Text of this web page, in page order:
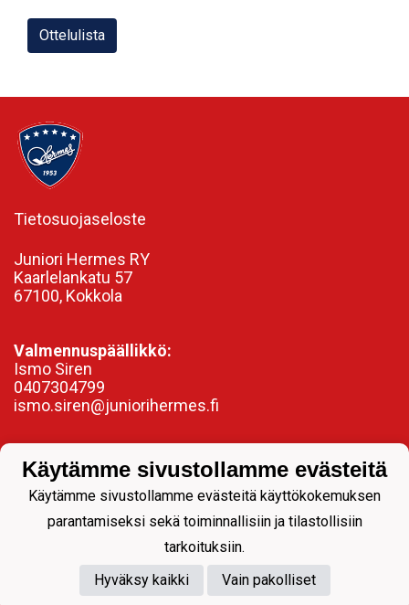
Ottelulista
Tietosuojaseloste
Juniori Hermes RY
Kaarlelankatu 57
67100, Kokkola
Valmennuspäällikkö:
Ismo Siren
0407304799
ismo.siren@juniorihermes.fi
Powered by
Käytämme sivustollamme evästeitä
Käytämme sivustollamme evästeitä käyttökokemuksen
parantamiseksi sekä toiminnallisiin ja tilastollisiin
tarkoituksiin.
Hyväksy kaikki
Vain pakolliset